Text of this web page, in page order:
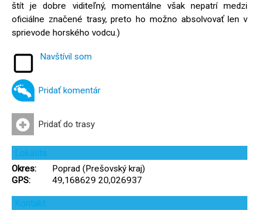
štít je dobre viditeľný, momentálne však nepatrí medzi
oficiálne značené trasy, preto ho možno absolvovať len v
sprievode horského vodcu.)
Navštívil som
Pridať komentár
Pridať do trasy
Lokalita
Okres:
Poprad (Prešovský kraj)
GPS:
49,168629 20,026937
Kontakt